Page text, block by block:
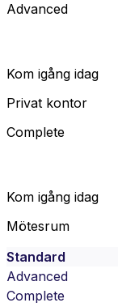
Advanced
Kom igång idag
Privat kontor
Complete
Kom igång idag
Mötesrum
Standard
Advanced
Complete